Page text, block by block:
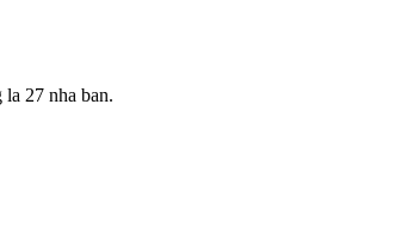
27 nha ban.